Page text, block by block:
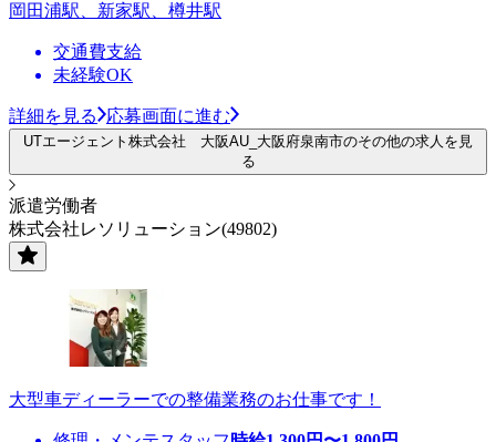
岡田浦駅、新家駅、樽井駅
交通費支給
未経験OK
詳細を見る 応募画面に進む
UTエージェント株式会社 大阪AU_大阪府泉南市のその他の求人を見
る
派遣労働者
株式会社レソリューション(49802)
大型車ディーラーでの整備業務のお仕事です！